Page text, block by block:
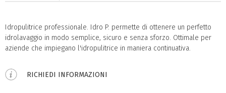
Idropulitrice professionale. Idro P. permette di ottenere un perfetto
idrolavaggio in modo semplice, sicuro e senza sforzo. Ottimale per
aziende che impiegano l'idropulitrice in maniera continuativa.
RICHIEDI INFORMAZIONI